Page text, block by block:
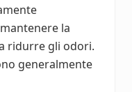
la
ridurre gli odori.
generalmente